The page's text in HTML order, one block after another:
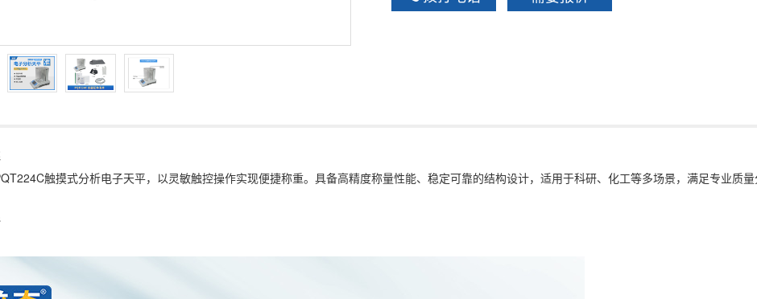
触摸式分析电子天平，以灵敏触控操作实现便捷称重。具备高精度称量性能、稳定可靠的结构设计，适用于科研、化工等多场景，满足专业质